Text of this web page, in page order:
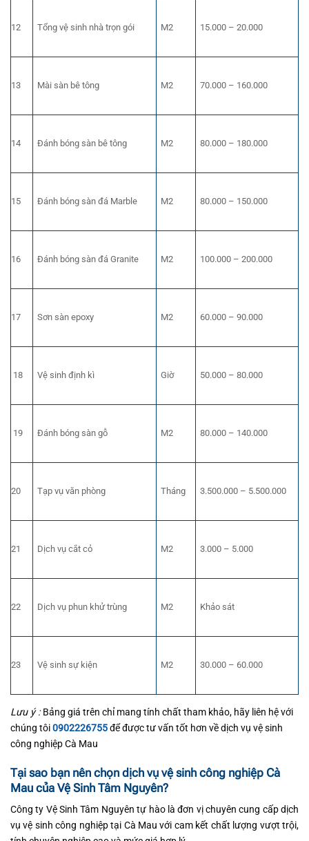
12 Tổng vệ sinh nhà trọn gói M2 15.000 – 20.000
13 Mài sàn bê tông M2 70.000 – 160.000
14 Đánh bóng sàn bê tông M2 80.000 – 180.000
15 Đánh bóng sàn đá Marble M2 80.000 – 150.000
16 Đánh bóng sàn đá Granite M2 100.000 – 200.000
17 Sơn sàn epoxy M2 60.000 – 90.000
18 Vệ sinh định kì Giờ 50.000 – 80.000
19 Đánh bóng sàn gỗ M2 80.000 – 140.000
20 Tạp vụ văn phòng Tháng 3.500.000 – 5.500.000
21 Dịch vụ cắt cỏ M2 3.000 – 5.000
22 Dịch vụ phun khử trùng M2 Khảo sát
23 Vệ sinh sự kiện M2 30.000 – 60.000
Lưu ý :Bảng giá trên chỉ mang tính chất tham khảo, hãy liên hệ với
chúng tôi0902226755để được tư vấn tốt hơn về dịch vụ vệ sinh
công nghiệp Cà Mau
Tại sao bạn nên chọn dịch vụ vệ sinh công nghiệp Cà
Mau của Vệ Sinh Tâm Nguyên?
Công ty Vệ Sinh Tâm Nguyên tự hào là đơn vị chuyên cung cấp dịch
vụ vệ sinh công nghiệp tại Cà Mau với cam kết chất lượng vượt trội,